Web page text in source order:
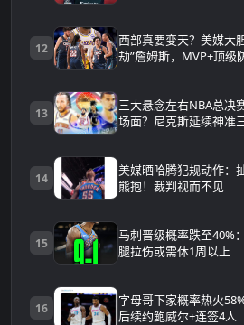
12
西部真要变天？美媒大
劫”詹姆斯，MVP+顶级
13
三大悬念左右NBA总决
场面？尼克斯延续神准
14
美媒晒哈腾犯规动作：
熊抱！裁判视而不见
15
马刺晋级概率跌至40%
腿拉伤或需休1周以上
16
字母哥下家概率热火
后续约鲍威尔+连签4人